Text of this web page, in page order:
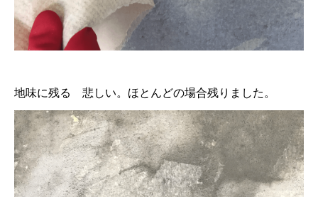
地味に残る 悲しい。ほとんどの場合残りました。